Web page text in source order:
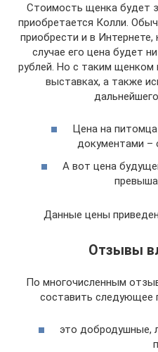
Стоимость щенка будет
приобретается Колли.
приобрести и в
случае его цена будет
рублей. Но с таким щенком
выставках, а также
Цена на
документами –
А вот цена
Данные цены
Отзывы
По многочисленным
составить следующее
это добродушные,